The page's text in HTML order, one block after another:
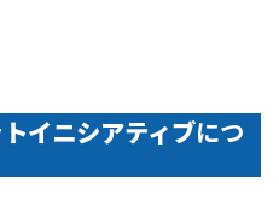
イニシアティブにつ